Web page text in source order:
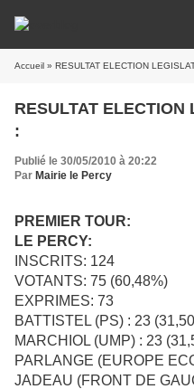
Accueil » RESULTAT ELECTION
RESULTAT
:
Publié le 30/05/2010 à 20:22
Par Mairie le Percy
PREMIER TOUR:
LE PERCY:
INSCRITS: 124
VOTANTS: 75 (60,48%)
EXPRIMES: 73
BATTISTEL (PS) : 23
MARCHIOL (UMP) : 23
PARLANGE (EUROPE
JADEAU (FRONT DE